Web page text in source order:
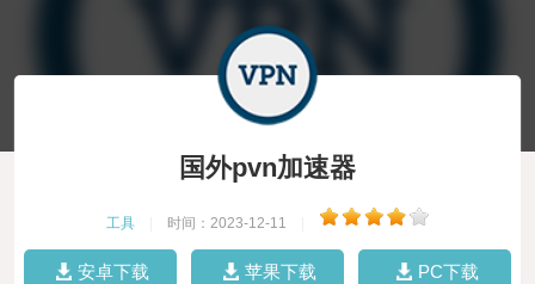
国外pvn加速器
工具 时间：2023-12-11
安卓下载 苹果下载 PC下载